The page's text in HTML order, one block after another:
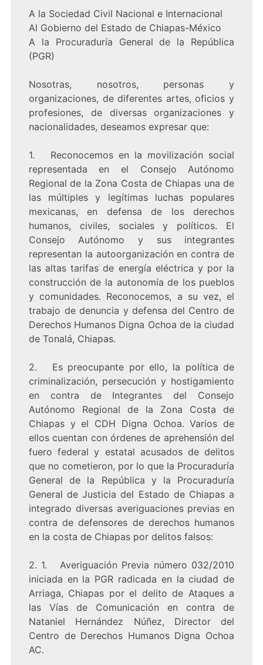
A la Sociedad Civil Nacional e Internacional
Al Gobierno del Estado de Chiapas-México
A la Procuraduría General de la República
(PGR)
Nosotras, nosotros, personas y
organizaciones, de diferentes artes, oficios y
profesiones, de diversas organizaciones y
nacionalidades, deseamos expresar que:
1. Reconocemos en la movilización social
representada en el Consejo Autónomo
Regional de la Zona Costa de Chiapas una de
las múltiples y legítimas luchas populares
mexicanas, en defensa de los derechos
humanos, civiles, sociales y políticos. El
Consejo Autónomo y sus integrantes
representan la autoorganización en contra de
las altas tarifas de energía eléctrica y por la
construcción de la autonomía de los pueblos
y comunidades. Reconocemos, a su vez, el
trabajo de denuncia y defensa del Centro de
Derechos Humanos Digna Ochoa de la ciudad
de Tonalá, Chiapas.
2. Es preocupante por ello, la política de
criminalización, persecución y hostigamiento
en contra de Integrantes del Consejo
Autónomo Regional de la Zona Costa de
Chiapas y el CDH Digna Ochoa. Varios de
ellos cuentan con órdenes de aprehensión del
fuero federal y estatal acusados de delitos
que no cometieron, por lo que la Procuraduría
General de la República y la Procuraduría
General de Justicia del Estado de Chiapas a
integrado diversas averiguaciones previas en
contra de defensores de derechos humanos
en la costa de Chiapas por delitos falsos:
2. 1. Averiguación Previa número 032/2010
iniciada en la PGR radicada en la ciudad de
Arriaga, Chiapas por el delito de Ataques a
las Vías de Comunicación en contra de
Nataniel Hernández Núñez, Director del
Centro de Derechos Humanos Digna Ochoa
AC.